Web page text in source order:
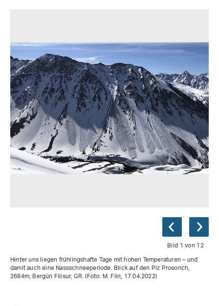
Bild 1 von 12
Hinter uns liegen frühlingshafte Tage mit hohen Temperaturen – und
damit auch eine Nassschneeperiode. Blick auf den Piz Prosonch,
2684m, Bergün Filisur, GR. (Foto: M. Fliri, 17.04.2022)